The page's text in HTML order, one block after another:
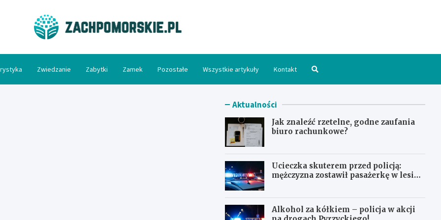
Zwiedzanie Zabytki Zamek Pozostałe Wszystkie artykuły Kontakt
Aktualności
Jak znaleźć rzetelne, godne zaufania
biuro rachunkowe?
Ucieczka skuterem przed policją:
mężczyzna zostawił pasażerkę w lesie i
Alkohol za kółkiem – policja w akcji